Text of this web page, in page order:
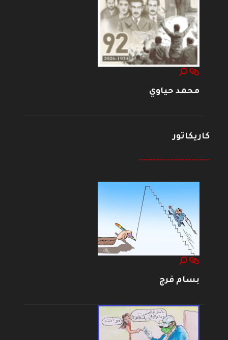
محمد حياوي
كاريكاتور
--------------------
بسام فرج